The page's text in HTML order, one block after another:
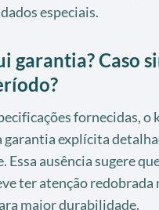
especiais.
garantia? Caso
fornecidas, o
garantia explícita
Essa ausência sugere
ter atenção redobrada
maior durabilidade.